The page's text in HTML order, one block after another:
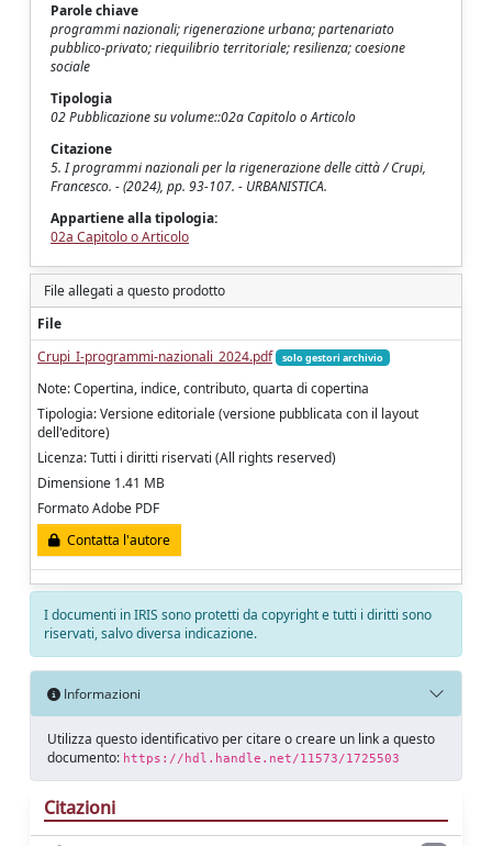
Parole chiave
programmi nazionali; rigenerazione urbana; partenariato
pubblico-privato; riequilibrio territoriale; resilienza; coesione
sociale
Tipologia
02 Pubblicazione su volume::02a Capitolo o Articolo
Citazione
5. I programmi nazionali per la rigenerazione delle città / Crupi,
Francesco. - (2024), pp. 93-107. - URBANISTICA.
Appartiene alla tipologia:
02a Capitolo o Articolo
File allegati a questo prodotto
File
Crupi_I-programmi-nazionali_2024.pdf
solo gestori archivio
Note: Copertina, indice, contributo, quarta di copertina
Tipologia: Versione editoriale (versione pubblicata con il layout
dell'editore)
Licenza: Tutti i diritti riservati (All rights reserved)
Dimensione 1.41 MB
Formato Adobe PDF
Contatta l'autore
I documenti in IRIS sono protetti da copyright e tutti i diritti sono
riservati, salvo diversa indicazione.
Informazioni
Utilizza questo identificativo per citare o creare un link a questo
documento: https://hdl.handle.net/11573/1725503
Citazioni